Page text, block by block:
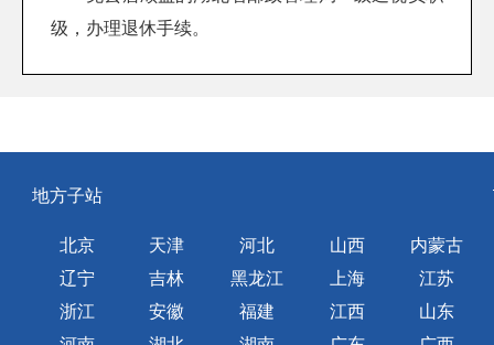
级，办理退休手续。
地方子站
北京 天津 河北 山西
内蒙古
辽宁
吉林 黑龙江 上海
江苏
浙江
安徽 福建 江西
山东